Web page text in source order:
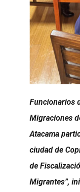
Funcionarios
Migraciones
Atacama
ciudad de
de
Migrantes”,